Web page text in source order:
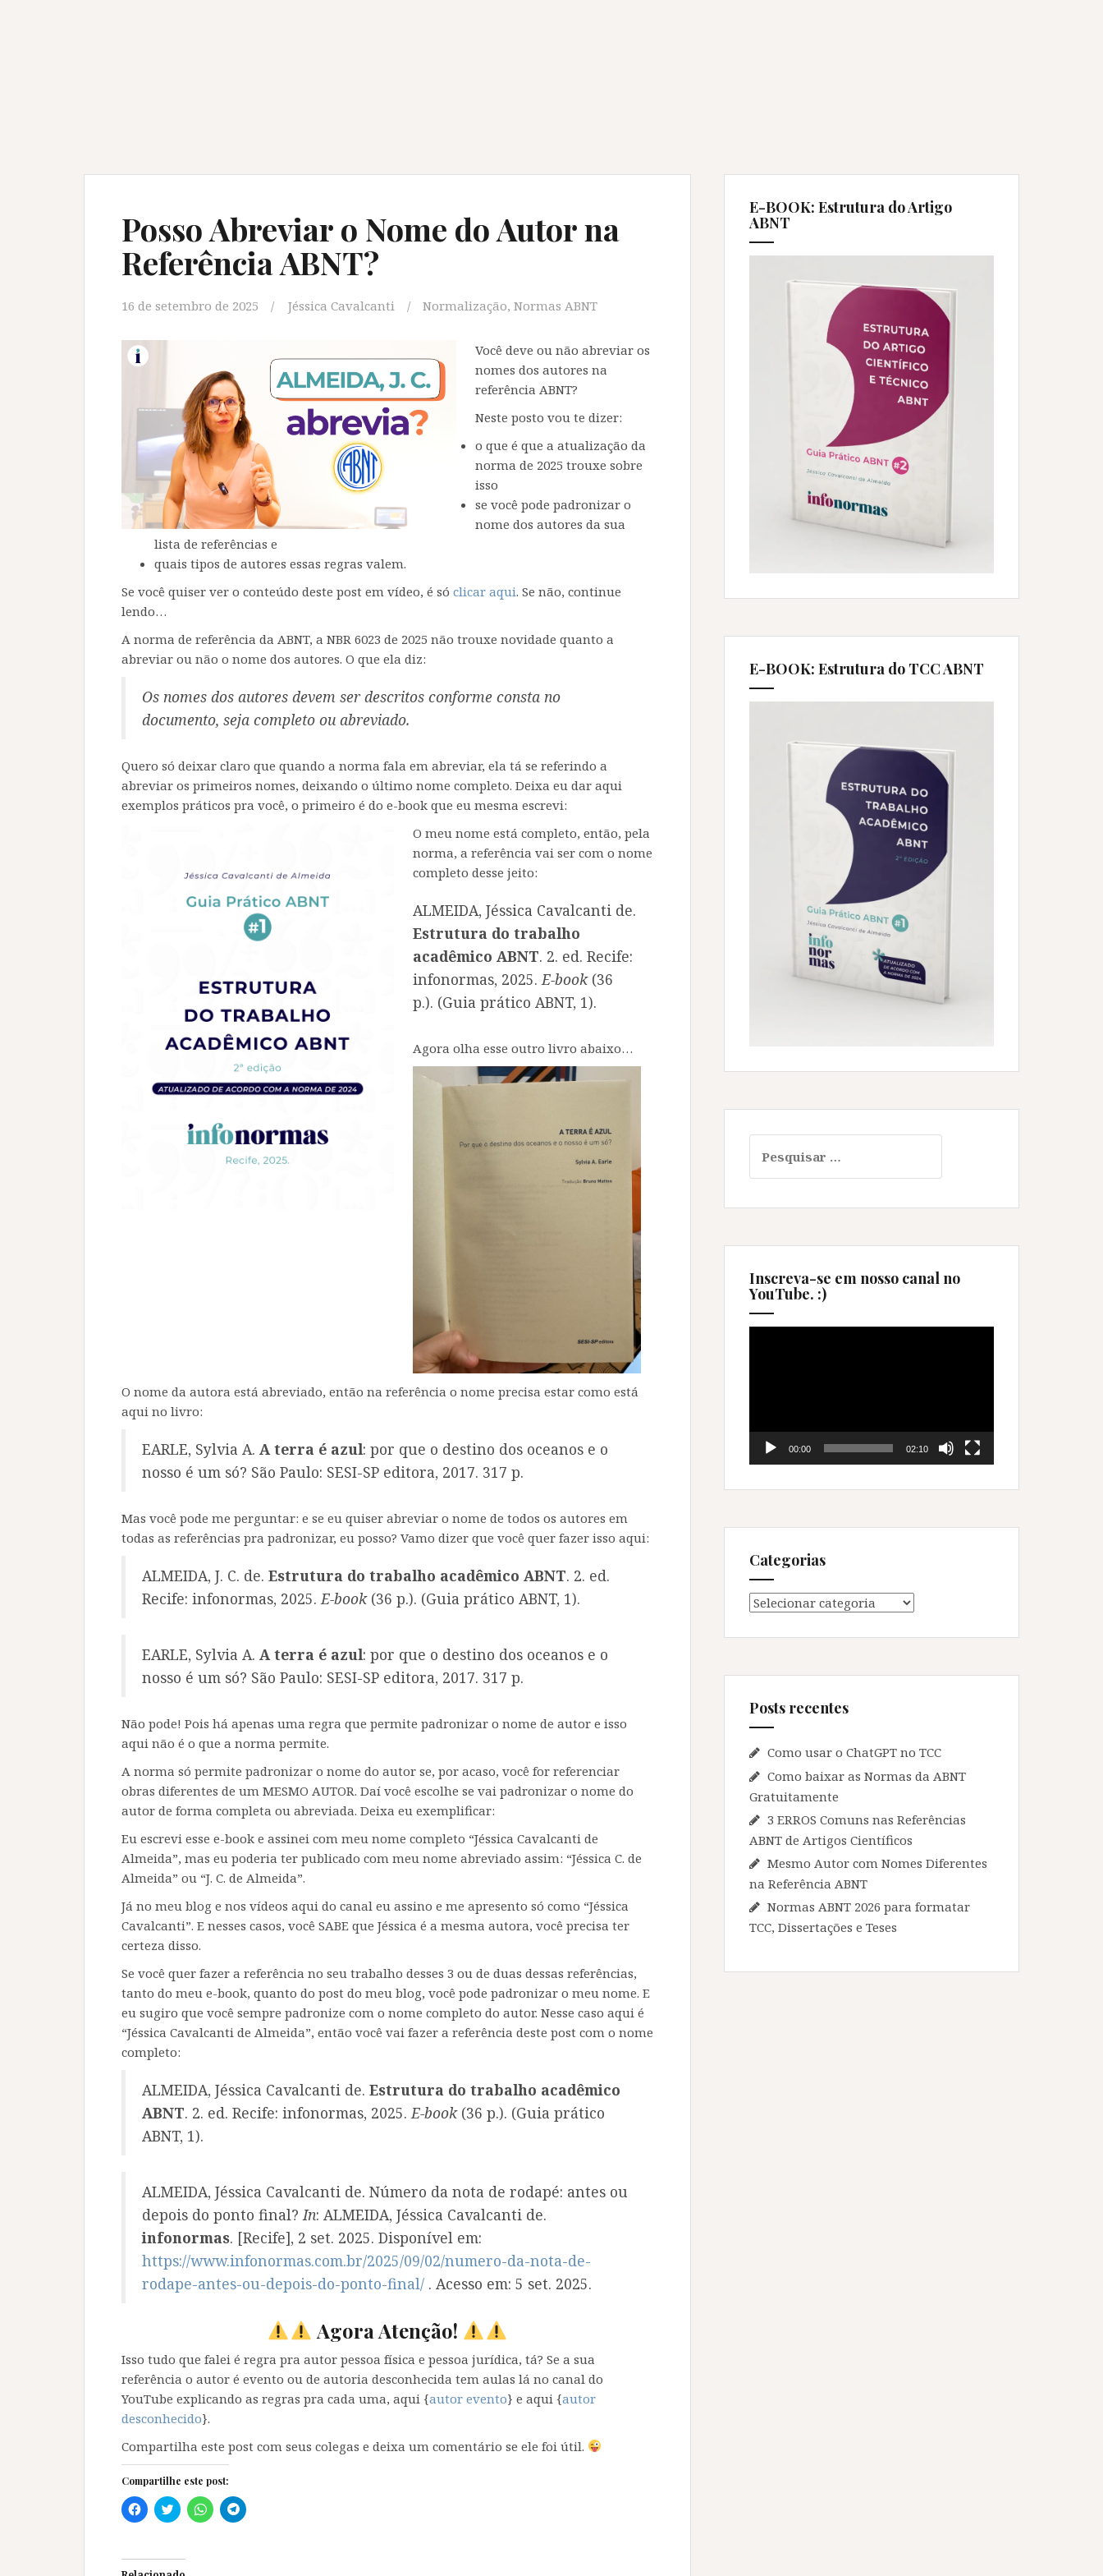
Posso Abreviar o Nome do Autor na
Referência ABNT?
16 de setembro de 2025 Jéssica Cavalcanti Normalização, Normas ABNT
Você deve ou não abreviar os
nomes dos autores na
referência ABNT?
Neste posto vou te dizer:
o que é que a atualização da
norma de 2025 trouxe sobre
isso
se você pode padronizar o
nome dos autores da sua
lista de referências e
quais tipos de autores essas regras valem.
Se você quiser ver o conteúdo deste post em vídeo, é só clicar aqui. Se não, continue
lendo…
A norma de referência da ABNT, a NBR 6023 de 2025 não trouxe novidade quanto a
abreviar ou não o nome dos autores. O que ela diz:
Os nomes dos autores devem ser descritos conforme consta no
documento, seja completo ou abreviado.
Quero só deixar claro que quando a norma fala em abreviar, ela tá se referindo a
abreviar os primeiros nomes, deixando o último nome completo. Deixa eu dar aqui
exemplos práticos pra você, o primeiro é do e-book que eu mesma escrevi:
O meu nome está completo, então, pela
norma, a referência vai ser com o nome
completo desse jeito:
ALMEIDA, Jéssica Cavalcanti de.
Estrutura do trabalho
acadêmico ABNT. 2. ed. Recife:
infonormas, 2025.E-book(36
p.). (Guia prático ABNT, 1).
Agora olha esse outro livro abaixo…
O nome da autora está abreviado, então na referência o nome precisa estar como está
aqui no livro:
EARLE, Sylvia A. A terra é azul: por que o destino dos oceanos e o
nosso é um só? São Paulo: SESI-SP editora, 2017. 317 p.
Mas você pode me perguntar: e se eu quiser abreviar o nome de todos os autores em
todas as referências pra padronizar, eu posso? Vamo dizer que você quer fazer isso aqui:
ALMEIDA, J. C. de. Estrutura do trabalho acadêmico ABNT. 2. ed.
Recife: infonormas, 2025. E-book(36 p.). (Guia prático ABNT, 1).
EARLE, Sylvia A. A terra é azul: por que o destino dos oceanos e o
nosso é um só? São Paulo: SESI-SP editora, 2017. 317 p.
Não pode! Pois há apenas uma regra que permite padronizar o nome de autor e isso
aqui não é o que a norma permite.
A norma só permite padronizar o nome do autor se, por acaso, você for referenciar
obras diferentes de um MESMO AUTOR. Daí você escolhe se vai padronizar o nome do
autor de forma completa ou abreviada. Deixa eu exemplificar:
Eu escrevi esse e-book e assinei com meu nome completo “Jéssica Cavalcanti de
Almeida”, mas eu poderia ter publicado com meu nome abreviado assim: “Jéssica C. de
Almeida” ou “J. C. de Almeida”.
Já no meu blog e nos vídeos aqui do canal eu assino e me apresento só como “Jéssica
Cavalcanti”. E nesses casos, você SABE que Jéssica é a mesma autora, você precisa ter
certeza disso.
Se você quer fazer a referência no seu trabalho desses 3 ou de duas dessas referências,
tanto do meu e-book, quanto do post do meu blog, você pode padronizar o meu nome. E
eu sugiro que você sempre padronize com o nome completo do autor. Nesse caso aqui é
“Jéssica Cavalcanti de Almeida”, então você vai fazer a referência deste post com o nome
completo:
ALMEIDA, Jéssica Cavalcanti de. Estrutura do trabalho acadêmico
ABNT. 2. ed. Recife: infonormas, 2025. E-book(36 p.). (Guia prático
ABNT, 1).
ALMEIDA, Jéssica Cavalcanti de. Número da nota de rodapé: antes ou
depois do ponto final? In: ALMEIDA, Jéssica Cavalcanti de.
infonormas. [Recife], 2 set. 2025. Disponível em:
https://www.infonormas.com.br/2025/09/02/numero-da-nota-de-
rodape-antes-ou-depois-do-ponto-final/ . Acesso em: 5 set. 2025.
Agora Atenção!
Isso tudo que falei é regra pra autor pessoa física e pessoa jurídica, tá? Se a sua
referência o autor é evento ou de autoria desconhecida tem aulas lá no canal do
YouTube explicando as regras pra cada uma, aqui {autor evento} e aqui {autor
desconhecido}.
Compartilha este post com seus colegas e deixa um comentário se ele foi útil.
Compartilhe este post:
C
l
e
p
C
l
e
p
C
l
C
l
E-BOOK: Estrutura do Artigo
ABNT
E-BOOK: Estrutura do TCC ABNT
por:
Inscreva-se em nosso canal no
YouTube. :)
00:00 02:10
Categorias
Categorias
Posts recentes
Como usar o ChatGPT no TCC
Como baixar as Normas da ABNT
Gratuitamente
3 ERROS Comuns nas Referências
ABNT de Artigos Científicos
Mesmo Autor com Nomes Diferentes
na Referência ABNT
Normas ABNT 2026 para formatar
TCC, Dissertações e Teses